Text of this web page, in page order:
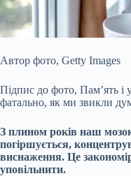
Автор фото, Getty Images
Підпис до фото, Пам’ять і
фатально, як ми звикли
З плином років наш
погіршується,
виснаження. Це
уповільнити.